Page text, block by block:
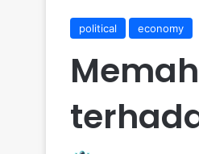
political economy